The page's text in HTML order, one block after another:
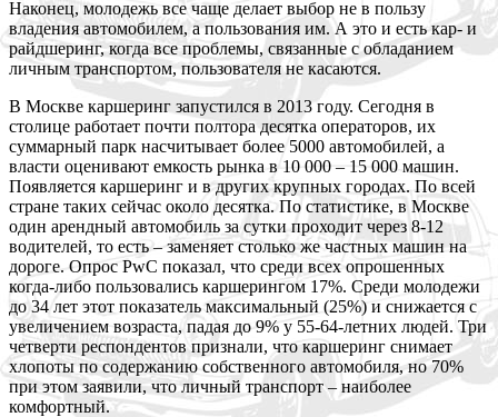
Наконец, молодежь все чаще делает выбор не в пользу
владения автомобилем, а пользования им. А это и есть кар- и
райдшеринг, когда все проблемы, связанные с обладанием
личным транспортом, пользователя не касаются.
В Москве каршеринг запустился в 2013 году. Сегодня в
столице работает почти полтора десятка операторов, их
суммарный парк насчитывает более 5000 автомобилей, а
власти оценивают емкость рынка в 10 000 – 15 000 машин.
Появляется каршеринг и в других крупных городах. По всей
стране таких сейчас около десятка. По статистике, в Москве
один арендный автомобиль за сутки проходит через 8-12
водителей, то есть – заменяет столько же частных машин на
дороге. Опрос PwC показал, что среди всех опрошенных
когда-либо пользовались каршерингом 17%. Среди молодежи
до 34 лет этот показатель максимальный (25%) и снижается с
увеличением возраста, падая до 9% у 55-64-летних людей. Три
четверти респондентов признали, что каршеринг снимает
хлопоты по содержанию собственного автомобиля, но 70%
при этом заявили, что личный транспорт – наиболее
комфортный.